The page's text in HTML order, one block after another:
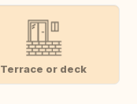
Terrace or deck